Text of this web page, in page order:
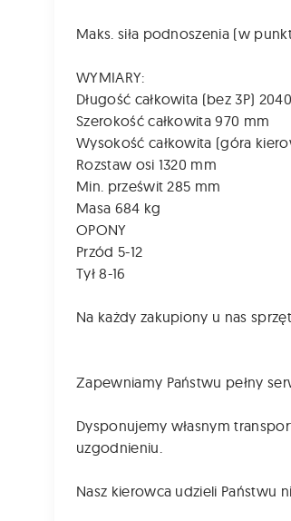
Maks. siła podnoszenia (w
WYMIARY:
Długość całkowita (bez 3P)
Szerokość całkowita 970 mm
Wysokość całkowita (góra
Rozstaw osi 1320 mm
Min. prześwit 285 mm
Masa 684 kg
OPONY
Przód 5-12
Tył 8-16
Na każdy zakupiony u nas
Zapewniamy Państwu pełny
Dysponujemy własnym
uzgodnieniu.
Nasz kierowca udzieli Państwu